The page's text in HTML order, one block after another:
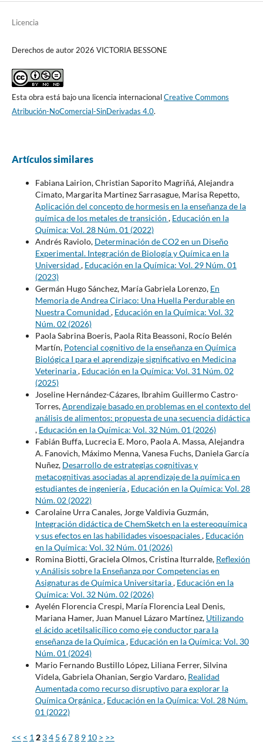
Licencia
Derechos de autor 2026 VICTORIA BESSONE
Esta obra está bajo una licencia internacionalCreative Commons
Atribución-NoComercial-SinDerivadas 4.0.
Artículos similares
Fabiana Lairion, Christian Saporito Magriñá, Alejandra
Cimato, Margarita Martinez Sarrasague, Marisa Repetto,
Aplicación del concepto de hormesis en la enseñanza de la
química de los metales de transición , Educación en la
Química: Vol. 28 Núm. 01 (2022)
Andrés Raviolo, Determinación de CO2 en un Diseño
Experimental. Integración de Biología y Química en la
Universidad , Educación en la Química: Vol. 29 Núm. 01
(2023)
Germán Hugo Sánchez, María Gabriela Lorenzo, En
Memoria de Andrea Ciriaco: Una Huella Perdurable en
Nuestra Comunidad , Educación en la Química: Vol. 32
Núm. 02 (2026)
Paola Sabrina Boeris, Paola Rita Beassoni, Rocío Belén
Martín, Potencial cognitivo de la enseñanza en Química
Biológica I para el aprendizaje significativo en Medicina
Veterinaria, Educación en la Química: Vol. 31 Núm. 02
(2025)
Joseline Hernández-Cázares, Ibrahim Guillermo Castro-
Torres,Aprendizaje basado en problemas en el contexto del
análisis de alimentos: propuesta de una secuencia didáctica
, Educación en la Química: Vol. 32 Núm. 01 (2026)
Fabián Buffa, Lucrecia E. Moro, Paola A. Massa, Alejandra
A. Fanovich, Máximo Menna, Vanesa Fuchs, Daniela García
Nuñez, Desarrollo de estrategias cognitivas y
metacognitivas asociadas al aprendizaje de la química en
estudiantes de ingeniería, Educación en la Química: Vol. 28
Núm. 02 (2022)
Carolaine Urra Canales, Jorge Valdivia Guzmán,
Integración didáctica de ChemSketch en la estereoquímica
y sus efectos en las habilidades visoespaciales, Educación
en la Química: Vol. 32 Núm. 01 (2026)
Romina Biotti, Graciela Olmos, Cristina Iturralde, Reflexión
y Análisis sobre la Enseñanza por Competencias en
Asignaturas de Química Universitaria, Educación en la
Química: Vol. 32 Núm. 02 (2026)
Ayelén Florencia Crespi, María Florencia Leal Denis,
Mariana Hamer, Juan Manuel Lázaro Martínez, Utilizando
el ácido acetilsalicílico como eje conductor para la
enseñanza de la Química, Educación en la Química: Vol. 30
Núm. 01 (2024)
Mario Fernando Bustillo López, Liliana Ferrer, Silvina
Videla, Gabriela Ohanian, Sergio Vardaro, Realidad
Aumentada como recurso disruptivo para explorar la
Química Orgánica, Educación en la Química: Vol. 28 Núm.
01 (2022)
<< < 1 2 34 5 678 9 10 > >>